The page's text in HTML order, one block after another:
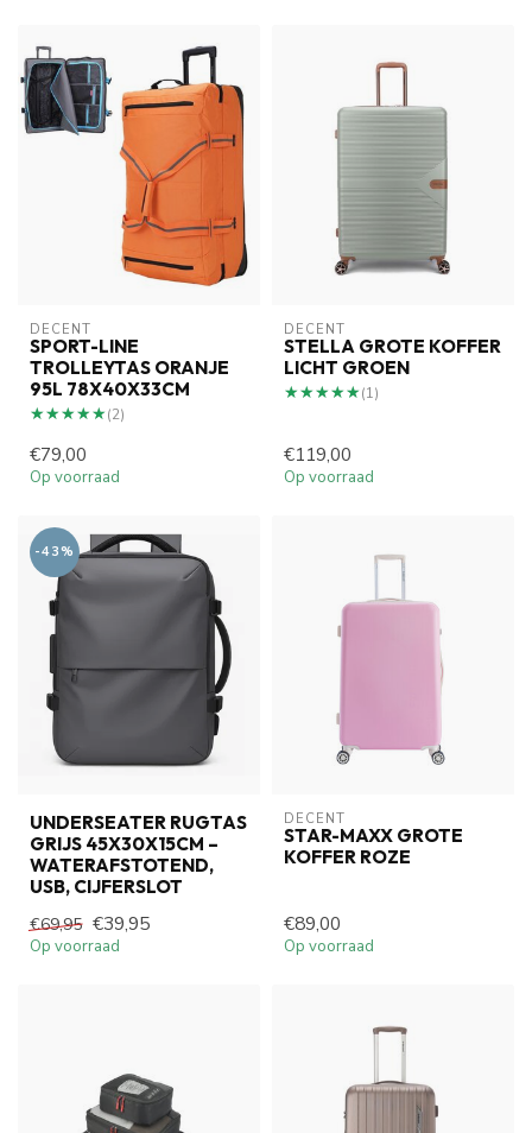
DECENT
SPORT-LINE
TROLLEYTAS ORANJE
95L 78X40X33CM
★★★★★
★★★★★(2)
€79,00
Op voorraad
DECENT
STELLA GROTE KOFFER
LICHT GROEN
★★★★★
★★★★★(1)
€119,00
Op voorraad
-43%
UNDERSEATER RUGTAS
GRIJS 45X30X15CM –
WATERAFSTOTEND,
USB, CIJFERSLOT
€69,95 €39,95
Op voorraad
DECENT
STAR-MAXX GROTE
KOFFER ROZE
€89,00
Op voorraad